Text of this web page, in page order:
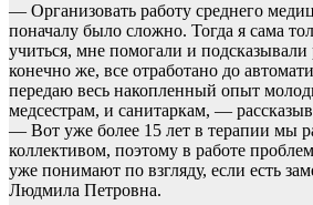
— Организовать работу среднего
поначалу было сложно. Тогда я сама
учиться, мне помогали и
конечно же, все отработано до
передаю весь накопленный опыт
медсестрам, и санитаркам, —
— Вот уже более 15 лет в терапии мы
коллективом, поэтому в работе
уже понимают по взгляду, если есть
Людмила Петровна.